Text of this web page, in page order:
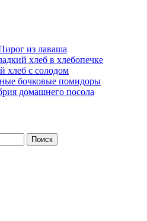
из лаваша
хлеб в хлебопечке
хлеб с солодом
бочковые помидоры
домашнего посола